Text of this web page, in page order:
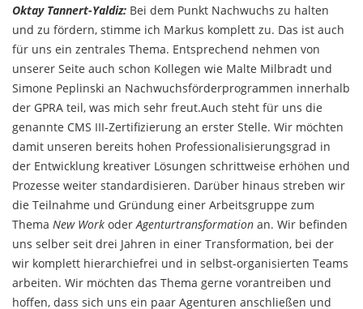
Oktay Tannert-Yaldiz: Bei dem Punkt Nachwuchs zu halten
und zu fördern, stimme ich Markus komplett zu. Das ist auch
für uns ein zentrales Thema. Entsprechend nehmen von
unserer Seite auch schon Kollegen wie Malte Milbradt und
Simone Peplinski an Nachwuchsförderprogrammen innerhalb
der GPRA teil, was mich sehr freut.Auch steht für uns die
genannte CMS III-Zertifizierung an erster Stelle. Wir möchten
damit unseren bereits hohen Professionalisierungsgrad in
der Entwicklung kreativer Lösungen schrittweise erhöhen und
Prozesse weiter standardisieren. Darüber hinaus streben wir
die Teilnahme und Gründung einer Arbeitsgruppe zum
Thema New Work oderAgenturtransformation an. Wir befinden
uns selber seit drei Jahren in einer Transformation, bei der
wir komplett hierarchiefrei und in selbst-organisierten Teams
arbeiten. Wir möchten das Thema gerne vorantreiben und
hoffen, dass sich uns ein paar Agenturen anschließen und